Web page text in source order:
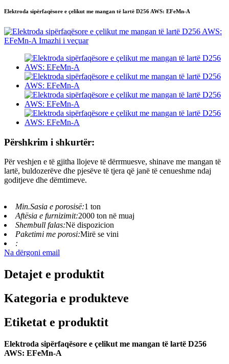
Elektroda sipërfaqësore e çelikut me mangan të lartë D256 AWS: EFeMn-A
Përshkrim i shkurtër:
Për veshjen e të gjitha llojeve të dërrmuesve, shinave me mangan të
lartë, buldozerëve dhe pjesëve të tjera që janë të cenueshme ndaj
goditjeve dhe dëmtimeve.
Min.Sasia e porosisë:1 ton
Aftësia e furnizimit:2000 ton në muaj
Shembull falas:Në dispozicion
Paketimi me porosi:Mirë se vini
:
Na dërgoni email
Detajet e produktit
Kategoria e produkteve
Etiketat e produktit
Elektroda sipërfaqësore e çelikut me mangan të lartë D256
AWS: EFeMn-A